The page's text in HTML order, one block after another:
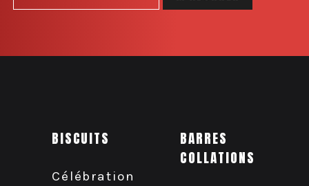
BISCUITS
Célébration
BARRES
COLLATIONS